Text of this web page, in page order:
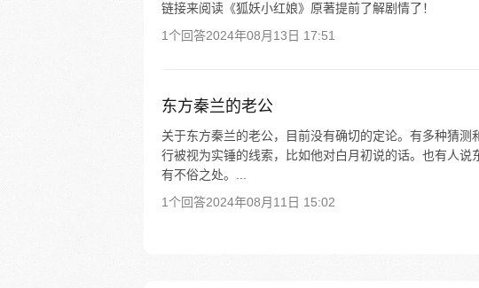
链接来阅读《狐妖小红娘》原著提前了解剧情了！
1个回答2024年08月13日 17:51
东方秦兰的老公
关于东方秦兰的老公，目前没有确切的定论。有多种猜
行被视为实锤的线索，比如他对白月初说的话。也有人
有不俗之处。...
1个回答2024年08月11日 15:02